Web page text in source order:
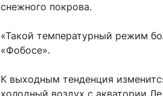
снежного покрова.
«Такой температурный режим
«Фобосе».
К выходным тенденция